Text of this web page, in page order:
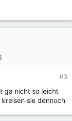
#3
ga nicht so leicht
sie dennoch